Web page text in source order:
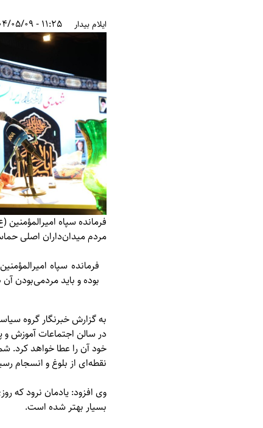
ایلام بیدار 11:25 - 1404/05/09
فرمانده سپاه امیرالمؤمنین
مردم میدان‌داران اصلی
فرمانده سپاه
بوده و باید مردمی‌بودن
به گزارش خبرنگار گروه
در سالن اجتماعات آموزش و
خود آن را عطا خواهد کرد.
نقطه‌ای از بلوغ و انسجام
وی افزود: یادمان نرود که
بسیار بهتر شده است.